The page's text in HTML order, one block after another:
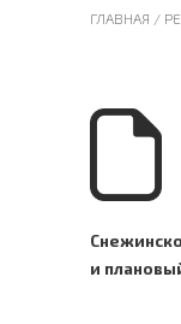
ГЛАВНАЯ /
и